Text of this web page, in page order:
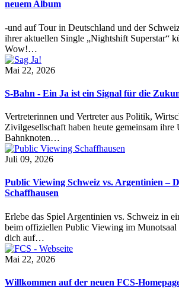
neuem Album
-und auf Tour in Deutschland und der
ihrer aktuellen Single „Nightshift Superstar“
Wow!…
Mai 22, 2026
S-Bahn - Ein Ja ist ein Signal für die
Vertreterinnen und Vertreter aus Politik,
Zivilgesellschaft haben heute gemeinsam ihre
Bahnknoten…
Juli 09, 2026
Public Viewing Schweiz vs. Argentinien –
Schaffhausen
Erlebe das Spiel Argentinien vs. Schweiz in
beim offiziellen Public Viewing im Munotsaal
dich auf…
Mai 22, 2026
Willkommen auf der neuen FCS-